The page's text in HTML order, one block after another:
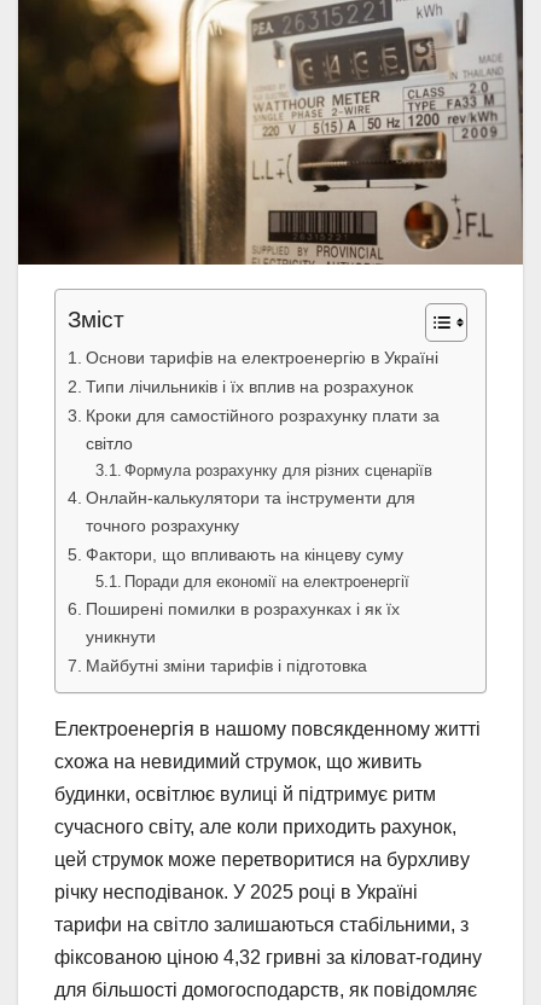
Зміст
Основи тарифів на електроенергію в Україні
Типи лічильників і їх вплив на розрахунок
Кроки для самостійного розрахунку плати за
світло
Формула розрахунку для різних сценаріїв
Онлайн-калькулятори та інструменти для
точного розрахунку
Фактори, що впливають на кінцеву суму
Поради для економії на електроенергії
Поширені помилки в розрахунках і як їх
уникнути
Майбутні зміни тарифів і підготовка
Електроенергія в нашому повсякденному житті
схожа на невидимий струмок, що живить
будинки, освітлює вулиці й підтримує ритм
сучасного світу, але коли приходить рахунок,
цей струмок може перетворитися на бурхливу
річку несподіванок. У 2025 році в Україні
тарифи на світло залишаються стабільними, з
фіксованою ціною 4,32 гривні за кіловат-годину
для більшості домогосподарств, як повідомляє